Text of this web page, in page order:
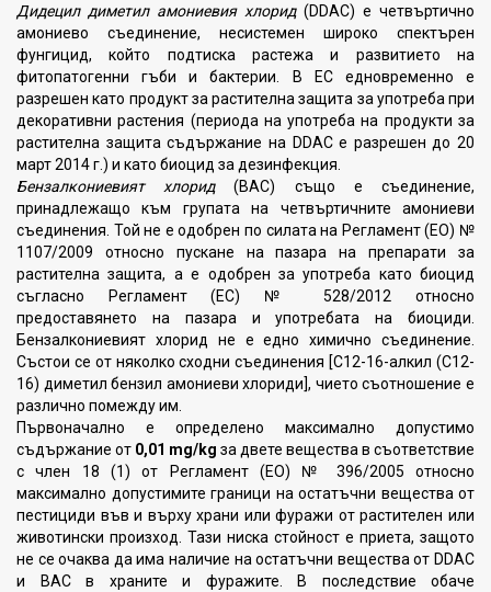
Дидецил диметил амониевия хлорид(DDAC) е четвъртично
амониево съединение, несистемен широко спектърен
фунгицид, който подтиска растежа и развитието на
фитопатогенни гъби и бактерии. В ЕС едновременно е
разрешен като продукт за растителна защита за употреба при
декоративни растения (периода на употреба на продукти за
растителна защита съдържание на DDAC е разрешен до 20
март 2014 г.) и като биоцид за дезинфекция.
Бензалкониевият хлорид(BAC) също е съединение,
принадлежащо към групата на четвъртичните амониеви
съединения. Той не е одобрен по силата на Регламент (ЕО) №
1107/2009 относно пускане на пазара на препарати за
растителна защита, а е одобрен за употреба като биоцид
съгласно Регламент (ЕС) № 528/2012 относно
предоставянето на пазара и употребата на биоциди.
Бензалкониевият хлорид не е едно химично съединение.
Състои се от няколко сходни съединения [С12-16-алкил (С12-
16) диметил бензил амониеви хлориди], чието съотношение е
различно помежду им.
Първоначално е определено максимално допустимо
съдържание от 0,01 mg/kg за двете вещества в съответствие
с член 18 (1) от Регламент (ЕО) № 396/2005 относно
максимално допустимите граници на остатъчни вещества от
пестициди във и върху храни или фуражи от растителен или
животински произход. Тази ниска стойност е приета, защото
не се очаква да има наличие на остатъчни вещества от DDAC
и BAC в храните и фуражите. В последствие обаче